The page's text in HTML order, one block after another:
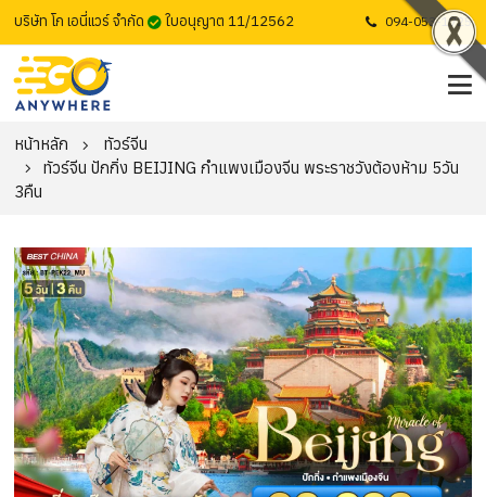
บริษัท โก เอนี่แวร์ จำกัด ใบอนุญาต 11/12562 094-053-1725
หน้าหลัก
ทัวร์จีน
ทัวร์จีน ปักกิ่ง BEIJING กำแพงเมืองจีน พระราชวังต้องห้าม 5วัน
3คืน